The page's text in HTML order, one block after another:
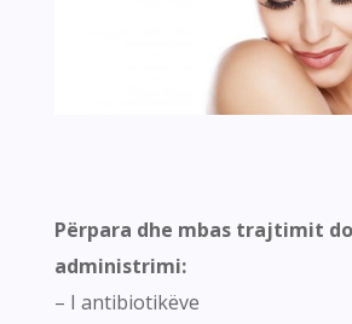
Përpara dhe mbas trajtimit
administrimi:
– I antibiotikëve